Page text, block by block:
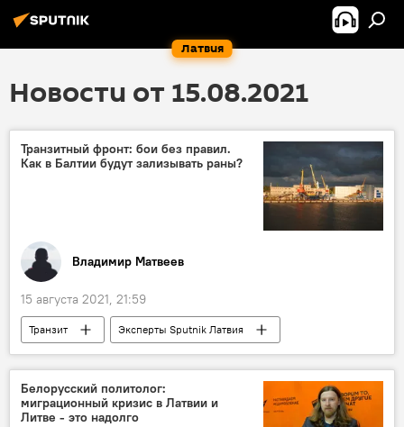
Латвия
Новости от 15.08.2021
Транзитный фронт: бои без правил.
Как в Балтии будут зализывать раны?
Владимир Матвеев
15 августа 2021, 21:59
Транзит
Эксперты Sputnik Латвия
Колумнисты
Литва
Беларусь
США
Клайпедский порт
калийные удобрения
"Беларуськалий"
Белорусский политолог:
миграционный кризис в Латвии и
Литве - это надолго